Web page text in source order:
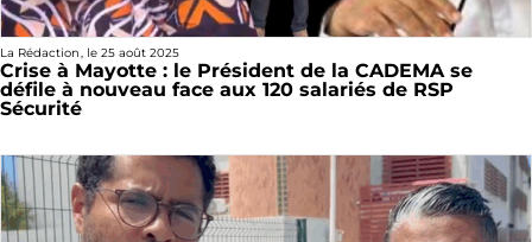
La Rédaction, le 25 août 2025
Crise à Mayotte : le Président de la CADEMA se
défile à nouveau face aux 120 salariés de RSP
Sécurité